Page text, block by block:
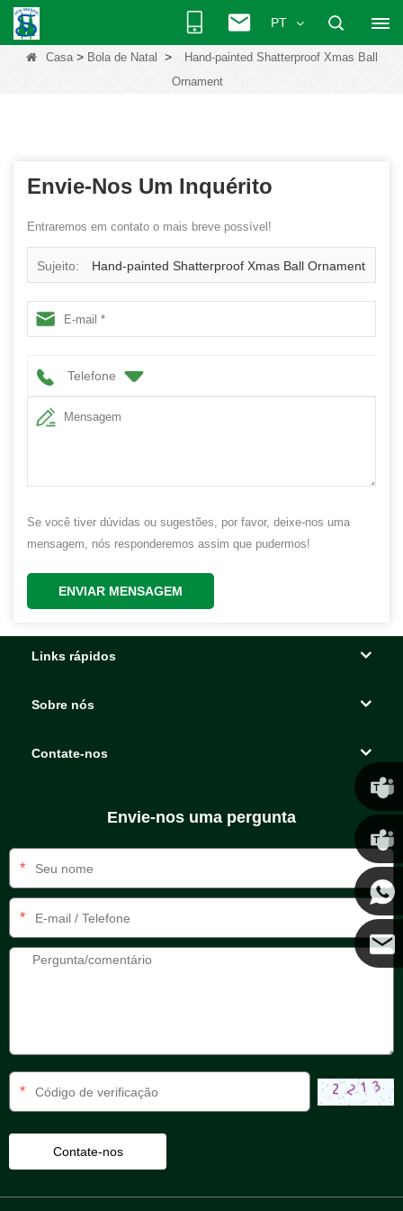
PT
Casa> Bola de Natal >
Hand-painted Shatterproof Xmas Ball
Ornament
Envie-Nos Um Inquérito
Entraremos em contato o mais breve possível!
Sujeito: Hand-painted Shatterproof Xmas Ball Ornament
Telefone
Se você tiver dúvidas ou sugestões, por favor, deixe-nos uma
mensagem, nós responderemos assim que pudermos!
ENVIAR MENSAGEM
Links rápidos
Sobre nós
Contate-nos
Envie-nos uma pergunta
*
*
*
Chris
Kenny